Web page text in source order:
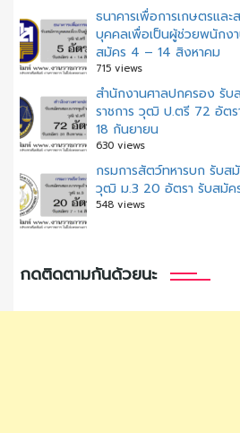
ธนาคารเพื่อการเกษตรแล
บุคคลเพื่อเป็นผู้ช่วยพนัก
สมัคร 4 – 14 สิงหาคม
715 views
สํานักงานศาลปกครอง รับ
ราชการ วุฒิ ป.ตรี 72 อัต
18 กันยายน
630 views
กรมการสัตว์ทหารบก รับส
วุฒิ ม.3 20 อัตรา รับสมัค
548 views
กดติดตามกันด้วยนะ